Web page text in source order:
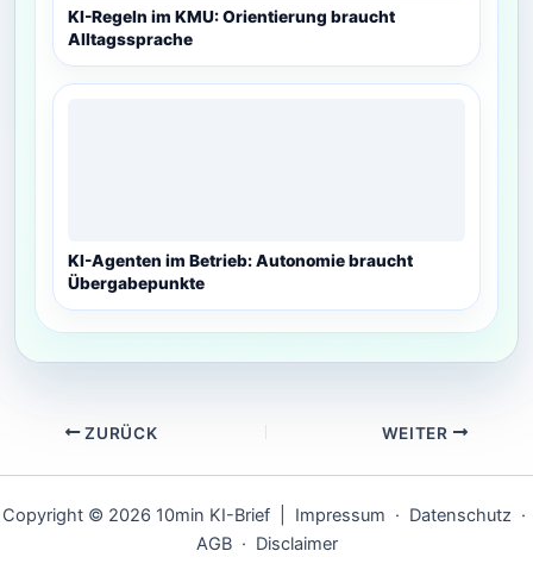
KI-Regeln im KMU: Orientierung braucht
Alltagssprache
KI-Agenten im Betrieb: Autonomie braucht
Übergabepunkte
ZURÜCK WEITER
Copyright © 2026 10min KI-Brief | Impressum · Datenschutz ·
AGB· Disclaimer